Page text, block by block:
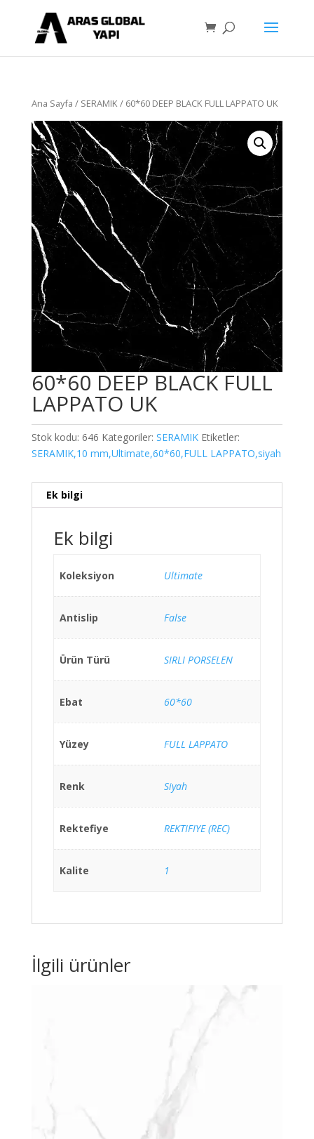
Ana Sayfa / SERAMIK/ 60*60 DEEP BLACK FULL LAPPATO UK
60*60 DEEP BLACK FULL
LAPPATO UK
Stok kodu: 646 Kategoriler: SERAMIK Etiketler:
SERAMIK,10 mm,Ultimate,60*60,FULL LAPPATO,siyah
Ek bilgi
Ek bilgi
Koleksiyon Ultimate
Antislip False
Ürün Türü SIRLI PORSELEN
Ebat 60*60
Yüzey FULL LAPPATO
Renk Siyah
Rektefiye REKTIFIYE (REC)
Kalite 1
İlgili ürünler